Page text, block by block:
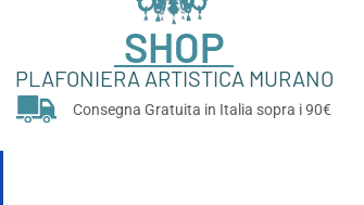
SHOP
PLAFONIERA ARTISTICA MURANO
Consegna Gratuita in Italia sopra i 90€